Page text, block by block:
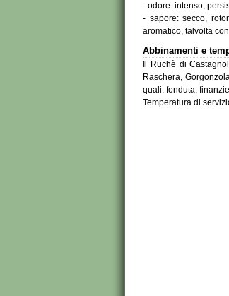
- odore: intenso,
- sapore: secco,
aromatico, talvolta
Abbinamenti e
Il Ruchè di
Raschera,
quali: fonduta,
Temperatura di